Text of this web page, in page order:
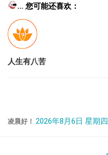
... 您可能还喜欢：
人生有八苦
凌晨好！ 2026年8月6日 星期四